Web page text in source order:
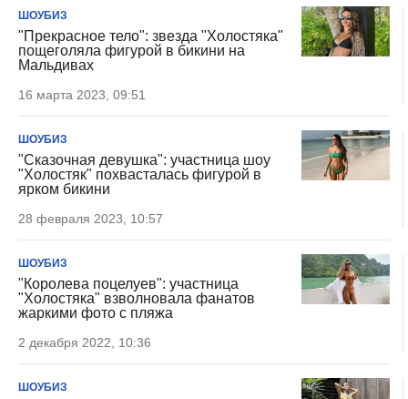
ШОУБИЗ
"Прекрасное тело": звезда "Холостяка"
пощеголяла фигурой в бикини на
Мальдивах
16 марта 2023, 09:51
ШОУБИЗ
"Сказочная девушка": участница шоу
"Холостяк" похвасталась фигурой в
ярком бикини
28 февраля 2023, 10:57
ШОУБИЗ
"Королева поцелуев": участница
"Холостяка" взволновала фанатов
жаркими фото с пляжа
2 декабря 2022, 10:36
ШОУБИЗ